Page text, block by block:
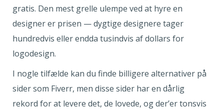
gratis. Den mest grelle ulempe ved at hyre en
designer er prisen — dygtige designere tager
hundredvis eller endda tusindvis af dollars for
logodesign.
I nogle tilfælde kan du finde billigere alternativer på
sider som Fiverr, men disse sider har en dårlig
rekord for at levere det, de lovede, og der’er tonsvis